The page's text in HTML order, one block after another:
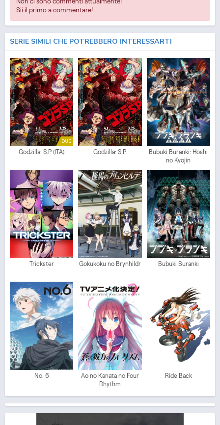
Sii il primo a commentare!
SERIE SIMILI CHE POTREBBERO INTERESSARTI
DUB
Godzilla: S.P (ITA) Godzilla: S.P
Bubuki Buranki: Hoshi
no Kyojin
Trickster Gokukoku no Brynhildr Bubuki Buranki
No. 6
Ao no Kanata no Four
Rhythm
Ride Back